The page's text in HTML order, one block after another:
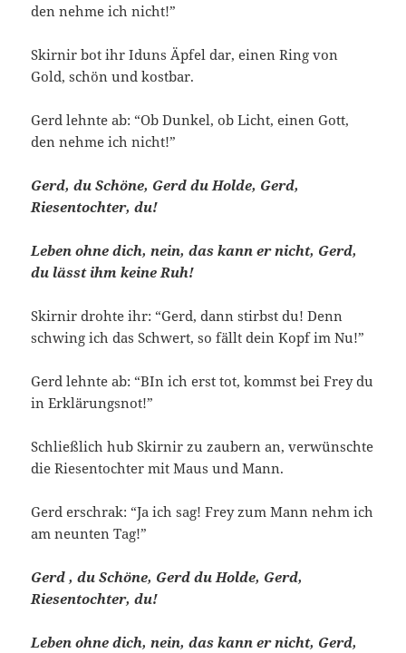
den nehme ich nicht!”
Skirnir bot ihr Iduns Äpfel dar, einen Ring von
Gold, schön und kostbar.
Gerd lehnte ab: “Ob Dunkel, ob Licht, einen Gott,
den nehme ich nicht!”
Gerd, du Schöne, Gerd du Holde, Gerd,
Riesentochter, du!
Leben ohne dich, nein, das kann er nicht, Gerd,
du lässt ihm keine Ruh!
Skirnir drohte ihr: “Gerd, dann stirbst du! Denn
schwing ich das Schwert, so fällt dein Kopf im Nu!”
Gerd lehnte ab: “BIn ich erst tot, kommst bei Frey du
in Erklärungsnot!”
Schließlich hub Skirnir zu zaubern an, verwünschte
die Riesentochter mit Maus und Mann.
Gerd erschrak: “Ja ich sag! Frey zum Mann nehm ich
am neunten Tag!”
Gerd , du Schöne, Gerd du Holde, Gerd,
Riesentochter, du!
Leben ohne dich, nein, das kann er nicht, Gerd,